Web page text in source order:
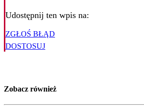
Udostępnij ten wpis na:
ZGŁOŚ BŁĄD
DOSTOSUJ
Zobacz również